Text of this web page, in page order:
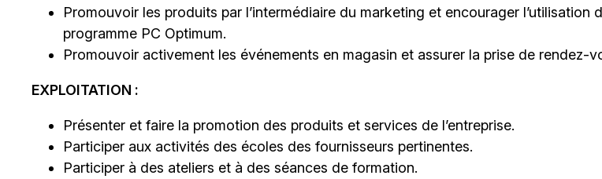
Promouvoir les produits par l’intermédiaire du marketing et encourager l’utilisation
programme PC Optimum.
Promouvoir activement les événements en magasin et assurer la prise de rendez-
EXPLOITATION :
Présenter et faire la promotion des produits et services de l’entreprise.
Participer aux activités des écoles des fournisseurs pertinentes.
Participer à des ateliers et à des séances de formation.